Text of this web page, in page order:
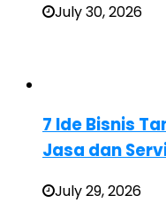
July 30, 2026
7 Ide Bisnis
Jasa dan
July 29, 2026